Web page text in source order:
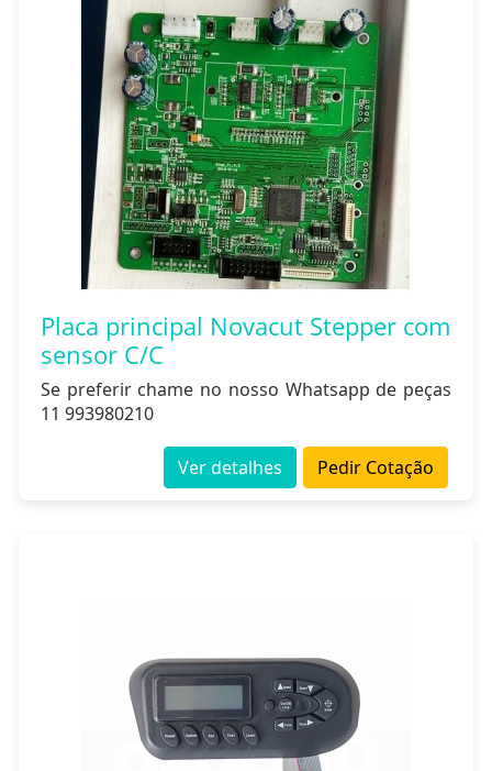
Placa principal Novacut Stepper com
sensor C/C
Se preferir chame no nosso Whatsapp de peças
11 993980210
Pedir Cotação
Ver detalhes